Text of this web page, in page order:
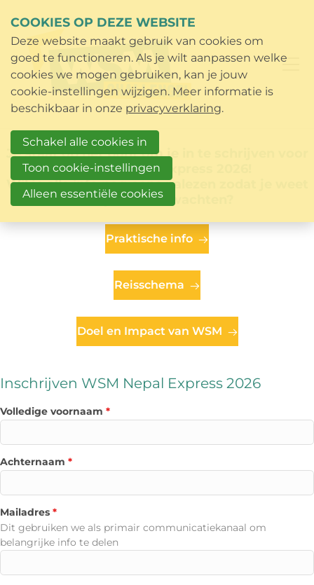
Je staat op het punt om je in te schrijven voor
de WSM Nepal express 2026!
Wil je alle info nog eens nalezen zodat je weet
wat je kan verwachten?
Praktische info
Reisschema
Doel en Impact van WSM
Inschrijven WSM Nepal Express 2026
Volledige voornaam *
Achternaam *
Mailadres *
Dit gebruiken we als primair communicatiekanaal om
belangrijke info te delen
COOKIES OP DEZE WEBSITE
Deze website maakt gebruik van cookies om
goed te functioneren. Als je wilt aanpassen welke
cookies we mogen gebruiken, kan je jouw
cookie-instellingen wijzigen. Meer informatie is
beschikbaar in onze privacyverklaring.
Schakel alle cookies in
Toon cookie-instellingen
Alleen essentiële cookies